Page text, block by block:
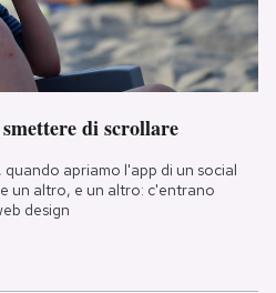
di scrollare
apriamo l'app di un social
un altro, e un altro: c'entrano
design